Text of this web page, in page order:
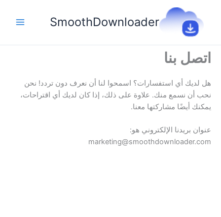
المحتوى
SmoothDownloader
اتصل بنا
هل لديك أي استفسارات؟ اسمحوا لنا أن نعرف دون تردد! نحن
نحب أن نسمع منك. علاوة على ذلك، إذا كان لديك أي اقتراحات،
يمكنك أيضًا مشاركتها معنا.
عنوان بريدنا الإلكتروني هو:
marketing@smoothdownloader.com